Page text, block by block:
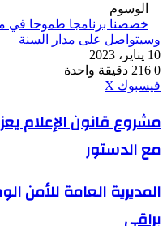
الوسوم
وسيتواصل على مدار السنة
10 يناير، 2023
0
دقيقة واحدة
فيسبوك ‫X
مشروع
قانون
الإعلام
يعزز
الصحافة
يتطابق
مشروع قانون الإعلام
مع الدستور
المديرية
العامة
للأمن
المديرية العامة للأمن
براقي